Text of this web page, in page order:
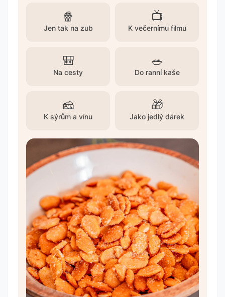
🍿
Jen tak na zub
📺
K večernímu filmu
🎒
Na cesty
🥗
Do ranní kaše
🧀
K sýrům a vínu
🎁
Jako jedlý dárek